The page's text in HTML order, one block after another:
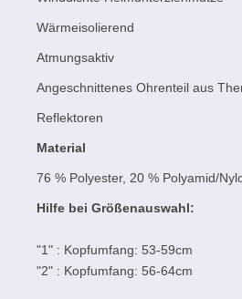
Wärmeisolierend
Atmungsaktiv
Angeschnittenes Ohrenteil aus
Reflektoren
Material
76 % Polyester, 20 % Polyamid/
Hilfe bei Größenauswahl:
"1" : Kopfumfang: 53-59cm
"2" : Kopfumfang: 56-64cm